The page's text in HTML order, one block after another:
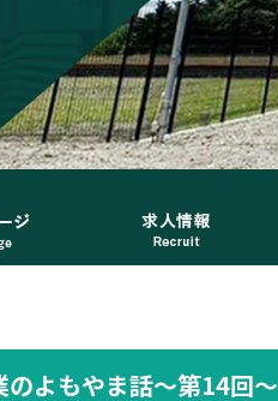
のよもやま話～第14回～